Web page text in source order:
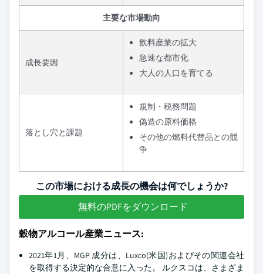
主要な市場動向
成長要因
飲料産業の拡大
急速な都市化
大人の人口を育てる
落とし穴と課題
規制・税務問題
偽造の原料価格
その他の燃料代替品との競
争
この市場における成長の機会は何でしょうか?
無料のPDFをダウンロード
穀物アルコール産業ニュース:
2021年1月、MGP 成分は、Luxco(米国)およびその関連会社
を取得する決定的な合意に入った。 ルクスコは、さまざま